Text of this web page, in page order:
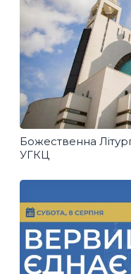
Божественна
УГКЦ